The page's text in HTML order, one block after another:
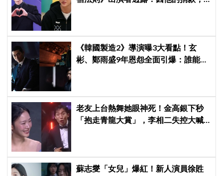
《韓國製造2》導演曝3大看點！玄
彬、鄭雨盛9年恩怨全面引爆：誰能活
老友上台熱舞她眼神死！金高銀下秒
「抱走青龍大賞」，李相二失控大喊
蘇志燮「女兒」爆紅！新人演員徐貹